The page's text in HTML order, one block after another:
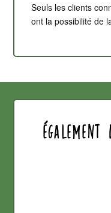
Seuls les clients
ont la possibilité de
également